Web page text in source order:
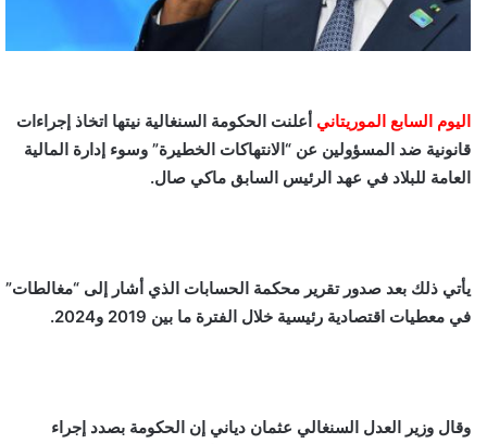
اليوم السابع الموريتاني أعلنت الحكومة السنغالية نيتها اتخاذ إجراءات
قانونية ضد المسؤولين عن “الانتهاكات الخطيرة” وسوء إدارة المالية
العامة للبلاد في عهد الرئيس السابق ماكي صال.
يأتي ذلك بعد صدور تقرير محكمة الحسابات الذي أشار إلى “مغالطات”
في معطيات اقتصادية رئيسية خلال الفترة ما بين 2019 و2024.
وقال وزير العدل السنغالي عثمان دياني إن الحكومة بصدد إجراء